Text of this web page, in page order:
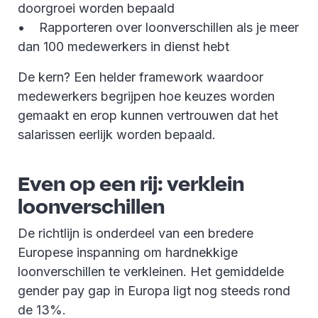
doorgroei worden bepaald
• Rapporteren over loonverschillen als je meer
dan 100 medewerkers in dienst hebt
De kern? Een helder framework waardoor
medewerkers begrijpen hoe keuzes worden
gemaakt en erop kunnen vertrouwen dat het
salarissen eerlijk worden bepaald.
Even op een rij: verklein
loonverschillen
De richtlijn is onderdeel van een bredere
Europese inspanning om hardnekkige
loonverschillen te verkleinen. Het gemiddelde
gender pay gap in Europa ligt nog steeds rond
de 13%.